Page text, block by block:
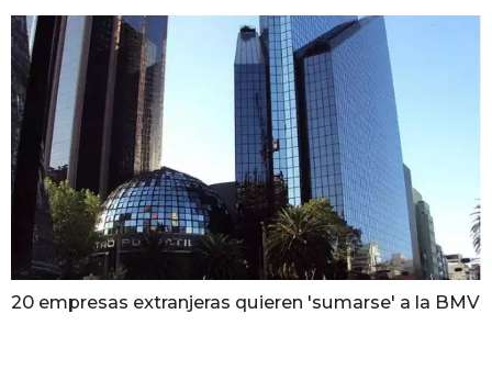
20 empresas extranjeras quieren 'sumarse' a la BMV